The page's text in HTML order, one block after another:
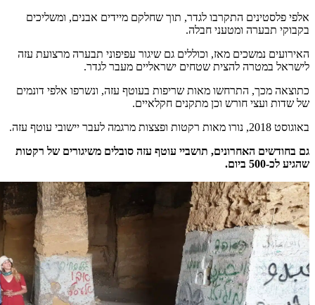
אלפי פלסטינים התקרבו לגדר, תוך שחלקם מיידים אבנים, ומשליכים
בקבוקי תבערה ומטעני חבלה.
האירועים נמשכים מאז, וכוללים גם שיגור עפיפוני תבערה מרצועת עזה
לישראל במטרה להצית שטחים ישראליים מעבר לגדר.
כתוצאה מכך, התרחשו מאות שריפות בעוטף עזה, ונשרפו אלפי דונמים
של שדות ועצי חורש וכן מתקנים חקלאיים.
באוגוסט 2018, נורו מאות רקטות ופצצות מרגמה לעבר יישובי עוטף עזה.
גם בחודשים האחרונים, תושביי עוטף עזה סובלים משיגורים של רקטות
שהגיע לכ-500 ביום.